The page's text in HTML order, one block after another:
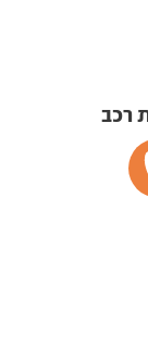
רכב